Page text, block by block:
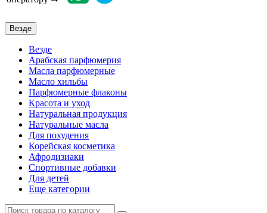
Везде
Везде
Арабская парфюмерия
Масла парфюмерные
Масло хильбы
Парфюмерные флаконы
Красота и уход
Натуральная продукция
Натуральные масла
Для похудения
Корейская косметика
Афродизиаки
Спортивные добавки
Для детей
Еще категории